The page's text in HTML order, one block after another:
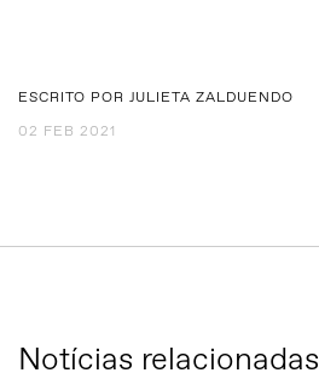
ESCRITO POR JULIETA ZALDUENDO
02 FEB 2021
Notícias relacionadas